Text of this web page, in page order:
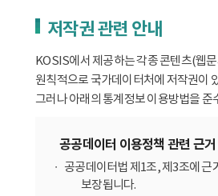
저작권 관련 안내
KOSIS에서 제공하는 각종 콘텐츠(웹
원칙적으로 국가데이터처에 저작권이
그러나 아래의 통계정보 이용방법을
공공데이터 이용정책 관련 근거
공공데이터법 제1조, 제3조에
보장됩니다.